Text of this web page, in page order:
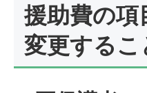
援助費の項
変更するこ